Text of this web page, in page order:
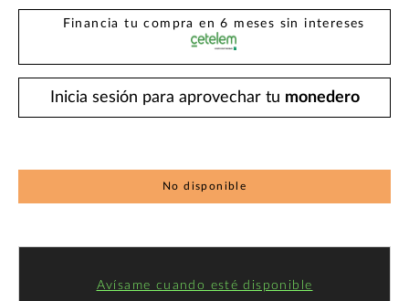
Financia tu compra en 6 meses sin intereses
Inicia sesión para aprovechar tu monedero
No disponible
Avísame cuando esté disponible